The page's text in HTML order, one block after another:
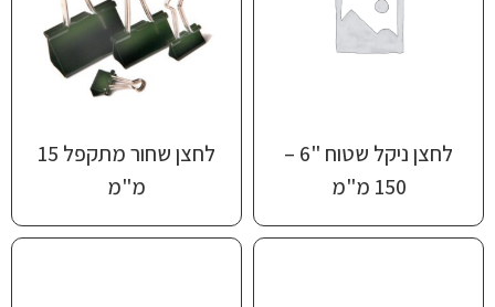
לחצן ניקל שטוח "6 –
150 מ"מ
לחצן שחור מתקפל 15
מ"מ